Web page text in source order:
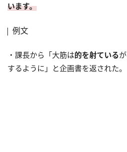
います。
例文
・課長から「大筋は的を射ている
するように」と企画書を返された。